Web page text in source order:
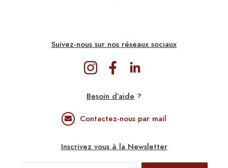
Suivez-nous sur nos réseaux sociaux
Besoin d’aide ?
Contactez-nous par mail
Inscrivez vous à la Newsletter